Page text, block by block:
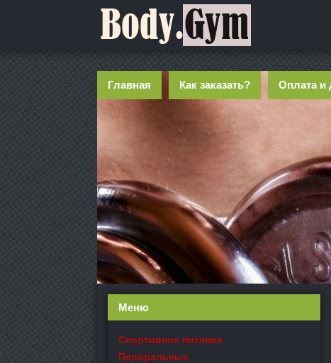
Главная Как заказать? Оплата и
Меню
Спортивное питание
Пероральные